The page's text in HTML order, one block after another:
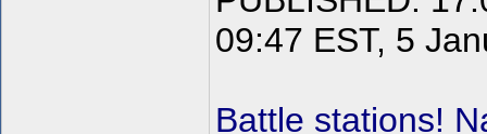
09:47 EST, 5
Battle stations!